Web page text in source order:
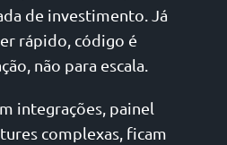
de investimento. Já
rápido, código é
não para escala.
integrações, painel
complexas, ficam